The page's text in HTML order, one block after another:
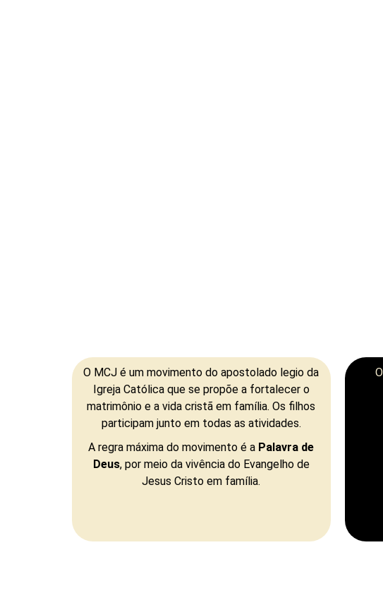
O MCJ é um movimento do apostolado legio da
Igreja Católica que se propõe a fortalecer o
matrimônio e a vida cristã em família. Os filhos
participam junto em todas as atividades.
A regra máxima do movimento é a Palavra de
Deus, por meio da vivência do Evangelho de
Jesus Cristo em família.